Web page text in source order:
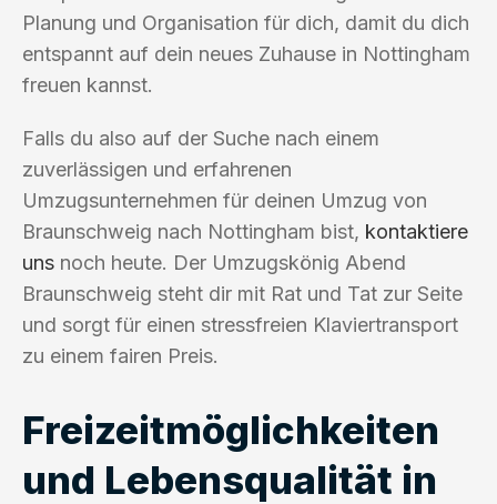
Planung und Organisation für dich, damit du dich
entspannt auf dein neues Zuhause in Nottingham
freuen kannst.
Falls du also auf der Suche nach einem
zuverlässigen und erfahrenen
Umzugsunternehmen für deinen Umzug von
Braunschweig nach Nottingham bist, kontaktiere
uns noch heute. Der Umzugskönig Abend
Braunschweig steht dir mit Rat und Tat zur Seite
und sorgt für einen stressfreien Klaviertransport
zu einem fairen Preis.
Freizeitmöglichkeiten
und Lebensqualität in